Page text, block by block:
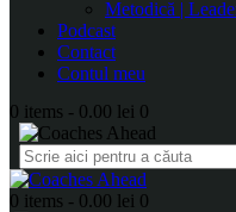
Metodică |
Podcast
Contact
Contul meu
0 items - 0.00 lei 0
0 items - 0.00 lei 0